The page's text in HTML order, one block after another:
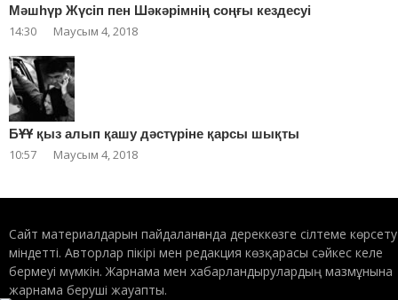
Мәшһүр Жүсіп пен Шәкәрімнің соңғы кездесуі
14:30 Маусым 4, 2018
БҰҰ қыз алып қашу дәстүріне қарсы шықты
10:57 Маусым 4, 2018
Сайт материалдарын пайдаланғанда дереккөзге сілтеме көрсету
міндетті. Авторлар пікірі мен редакция көзқарасы сәйкес келе
бермеуі мүмкін. Жарнама мен хабарландырулардың мазмұнына
жарнама беруші жауапты.